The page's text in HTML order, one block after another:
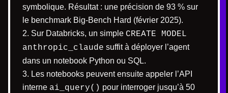
symbolique. Résultat : une précision de 93 % sur
le benchmark Big-Bench Hard (février 2025).
Sur Databricks, un simple CREATE MODEL
anthropic_claude suffit à déployer l’agent
dans un notebook Python ou SQL.
Les notebooks peuvent ensuite appeler l’API
interne ai_query() pour interroger jusqu’à 50